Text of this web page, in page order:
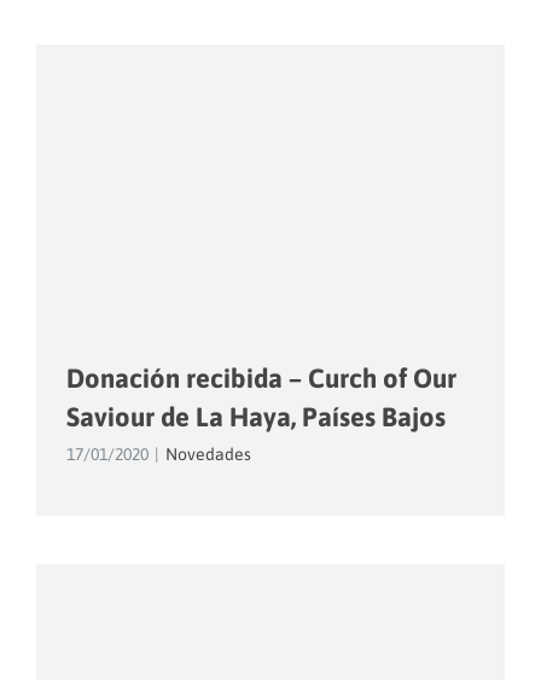
Donación recibida – Curch of Our
Saviour de La Haya, Países Bajos
17/01/2020 Novedades